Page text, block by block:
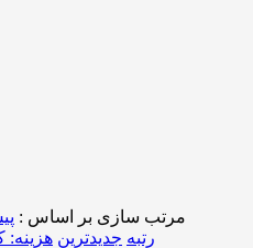
مرتب سازی بر اساس :
رتبه جدیدترین هزینه: